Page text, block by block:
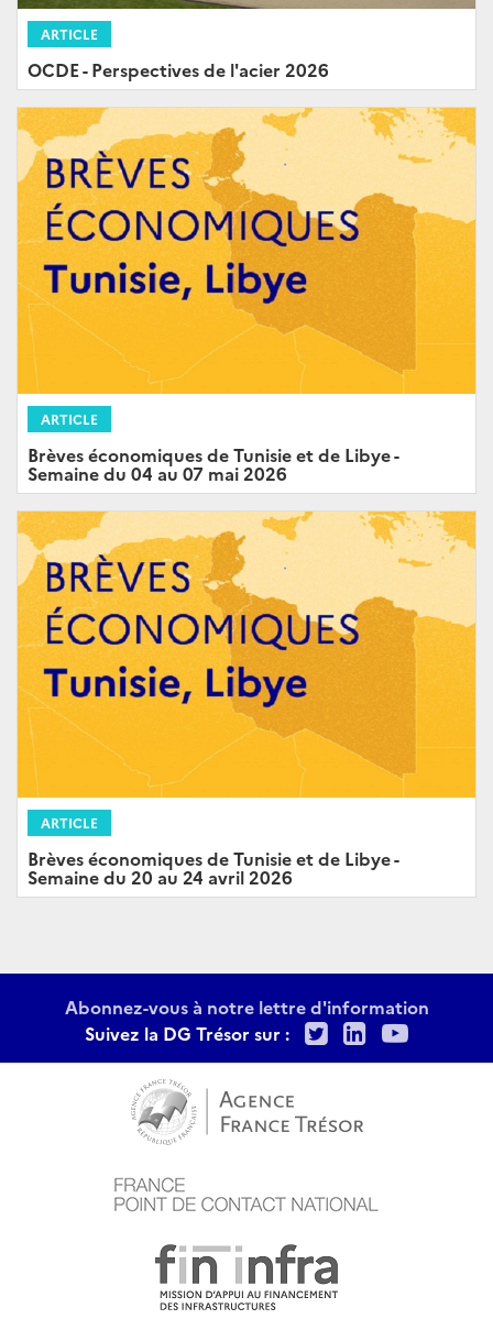
ARTICLE
OCDE - Perspectives de l'acier 2026
ARTICLE
Brèves économiques de Tunisie et de Libye -
Semaine du 04 au 07 mai 2026
ARTICLE
Brèves économiques de Tunisie et de Libye -
Semaine du 20 au 24 avril 2026
Abonnez-vous à notre lettre d'information
Suivez la DG Trésor sur :
TwitterLinkedIn